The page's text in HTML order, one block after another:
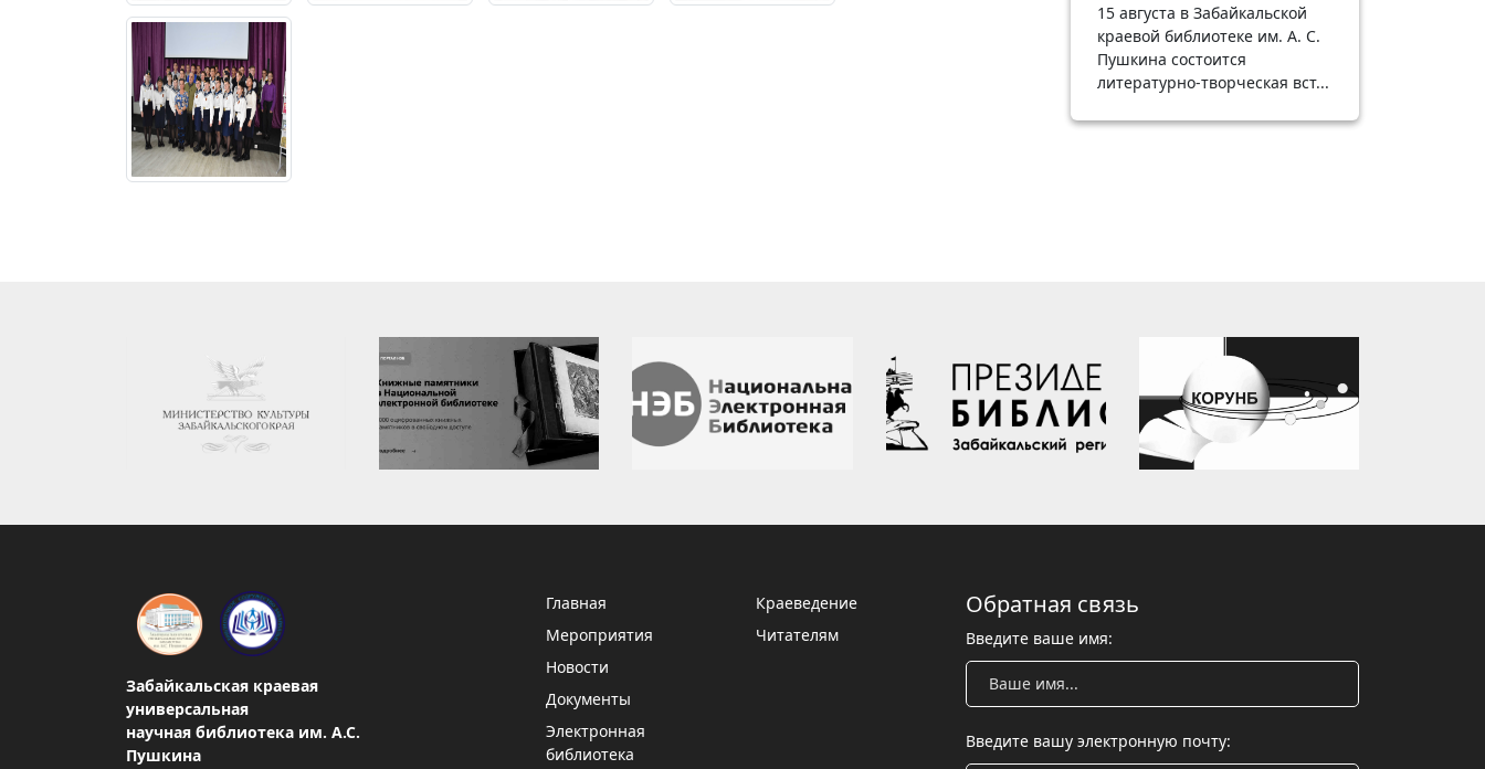
15 августа в Забайкальской
краевой библиотеке им. А. С.
Пушкина состоится
литературно-творческая вст...
Забайкальская краевая
универсальная
научная библиотека им. А.С.
Пушкина
Главная
Мероприятия
Новости
Документы
Электронная
библиотека
Краеведение
Читателям
Обратная связь
Введите ваше имя:
Введите вашу электронную почту: